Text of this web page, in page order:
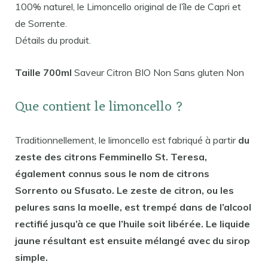
100% naturel, le Limoncello original de l’île de Capri et
de Sorrente.
Détails du produit.
Taille 700ml Saveur Citron BIO Non Sans gluten Non
Que contient le limoncello ?
Traditionnellement, le limoncello est fabriqué à partir du
zeste des citrons Femminello St. Teresa,
également connus sous le nom de citrons
Sorrento ou Sfusato. Le zeste de citron, ou les
pelures sans la moelle, est trempé dans de l’alcool
rectifié jusqu’à ce que l’huile soit libérée. Le liquide
jaune résultant est ensuite mélangé avec du sirop
simple.